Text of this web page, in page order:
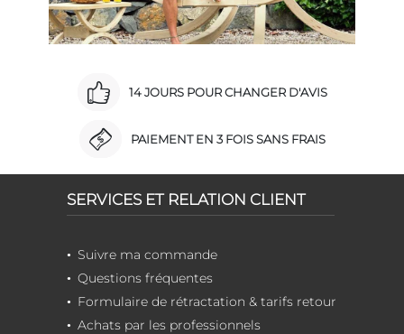
14 JOURS POUR CHANGER D'AVIS
PAIEMENT EN 3 FOIS SANS FRAIS
SERVICES ET RELATION CLIENT
Suivre ma commande
Questions fréquentes
Formulaire de rétractation & tarifs retour
Achats par les professionnels